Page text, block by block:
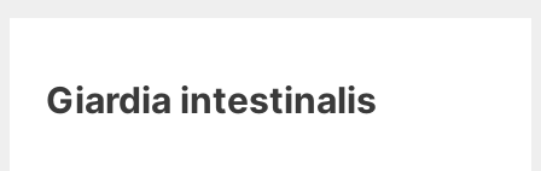
Giardia intestinalis